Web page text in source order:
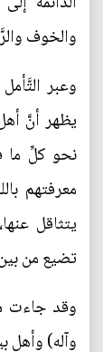
والخوف
وعبر
يظهر أنَّ
نحو كلِّ ما
معرفتهم
يتثاقل
تضيع من
وقد جاءت
وآله) وأهل